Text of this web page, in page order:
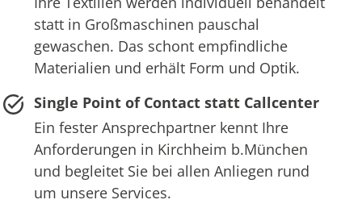
statt in Großmaschinen pauschal
gewaschen. Das schont empfindliche
Materialien und erhält Form und Optik.
Single Point of Contact statt Callcenter
Ein fester Ansprechpartner kennt Ihre
Anforderungen in Kirchheim b.München
und begleitet Sie bei allen Anliegen rund
um unsere Services.